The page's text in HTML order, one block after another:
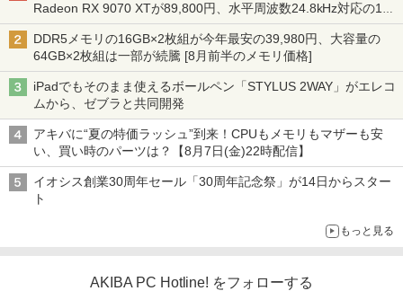
Radeon RX 9070 XTが89,800円、水平周波数24.8kHz対応の17
型モニターが9,801円、暑さ指数連動セール ほか
DDR5メモリの16GB×2枚組が今年最安の39,980円、大容量の
64GB×2枚組は一部が続騰 [8月前半のメモリ価格]
iPadでもそのまま使えるボールペン「STYLUS 2WAY」がエレコ
ムから、ゼブラと共同開発
アキバに“夏の特価ラッシュ”到来！CPUもメモリもマザーも安
い、買い時のパーツは？【8月7日(金)22時配信】
イオシス創業30周年セール「30周年記念祭」が14日からスター
ト
もっと見る
AKIBA PC Hotline! をフォローする